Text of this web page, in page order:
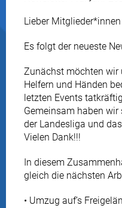
Lieber
Es folgt der neueste
Zunächst möchten wir
Helfern und Händen
letzten Events
Gemeinsam haben
der Landesliga und
Vielen Dank!!!
In diesem
gleich die nächsten
• Umzug auf’s